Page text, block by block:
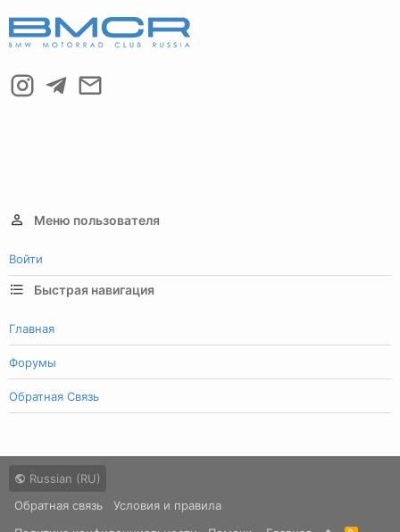
Меню пользователя
Войти
Быстрая навигация
Главная
Форумы
Обратная Связь
Russian (RU)
Обратная связь
Условия и правила